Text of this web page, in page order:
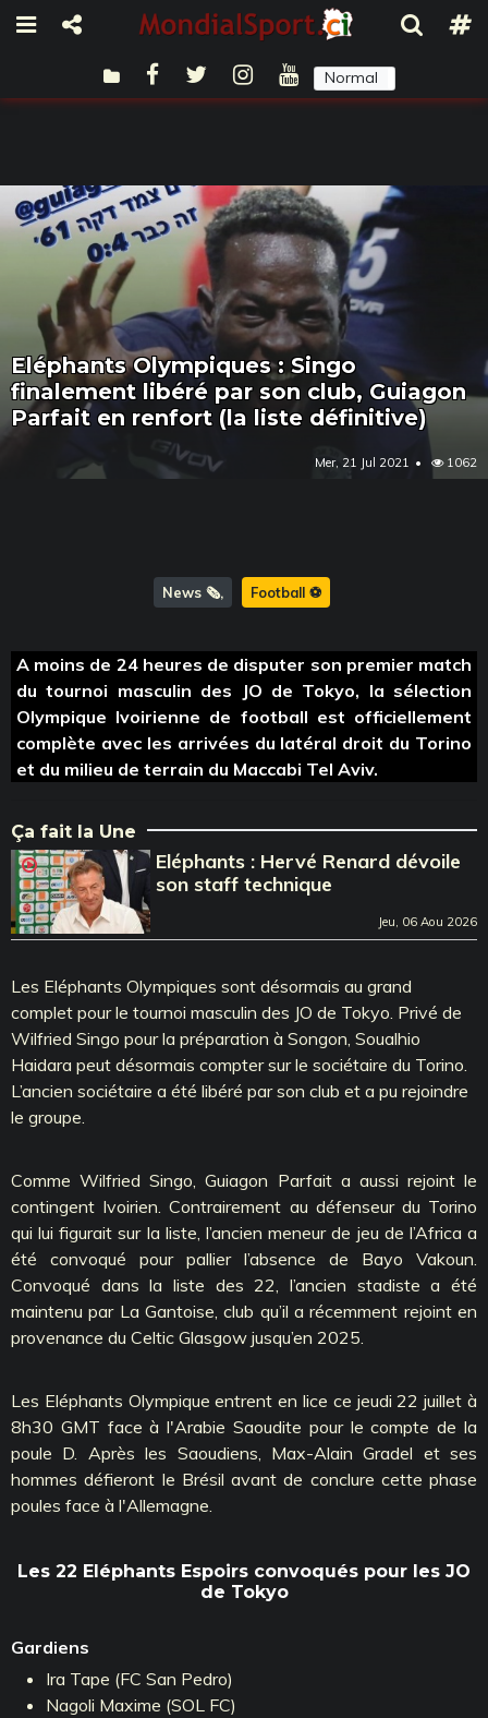
Normal
Eléphants Olympiques : Singo
finalement libéré par son club, Guiagon
Parfait en renfort (la liste définitive)
Mer, 21 Jul 2021 1062
News 🗞️ Football ⚽️
A moins de 24 heures de disputer son premier match
du tournoi masculin des JO de Tokyo, la sélection
Olympique Ivoirienne de football est officiellement
complète avec les arrivées du latéral droit du Torino
et du milieu de terrain du Maccabi Tel Aviv.
Ça fait la Une
Eléphants : Hervé Renard dévoile
son staff technique
Jeu, 06 Aou 2026
Les Eléphants Olympiques sont désormais au grand
complet pour le tournoi masculin des JO de Tokyo. Privé de
Wilfried Singo pour la préparation à Songon, Soualhio
Haidara peut désormais compter sur le sociétaire du Torino.
L’ancien sociétaire a été libéré par son club et a pu rejoindre
le groupe.
Comme Wilfried Singo, Guiagon Parfait a aussi rejoint le
contingent Ivoirien. Contrairement au défenseur du Torino
qui lui figurait sur la liste, l’ancien meneur de jeu de l’Africa a
été convoqué pour pallier l’absence de Bayo Vakoun.
Convoqué dans la liste des 22, l’ancien stadiste a été
maintenu par La Gantoise, club qu’il a récemment rejoint en
provenance du Celtic Glasgow jusqu’en 2025.
Les Eléphants Olympique entrent en lice ce jeudi 22 juillet à
8h30 GMT face à l'Arabie Saoudite pour le compte de la
poule D. Après les Saoudiens, Max-Alain Gradel et ses
hommes défieront le Brésil avant de conclure cette phase
poules face à l'Allemagne.
Les 22 Eléphants Espoirs convoqués pour les JO
de Tokyo
Gardiens
Ira Tape (FC San Pedro)
Nagoli Maxime (SOL FC)